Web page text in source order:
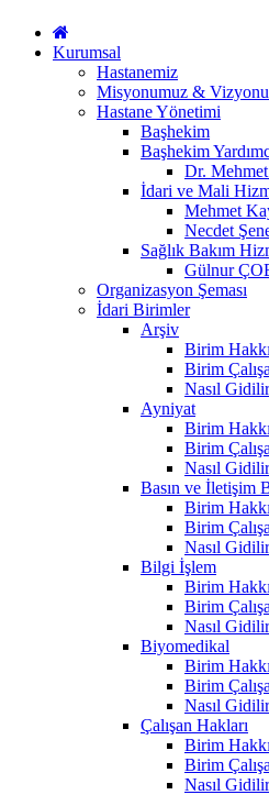
Kurumsal
Hastanemiz
Misyonumuz &
Hastane Yönetimi
Başhekim
Başhekim
Dr.
İdari ve Mali
Mehmet
Necdet
Sağlık Bakım
Gülnur
Organizasyon Şeması
İdari Birimler
Arşiv
Birim
Birim
Nasıl Gidilir
Ayniyat
Birim
Birim
Nasıl Gidilir
Basın ve İletişim
Birim
Birim
Nasıl
Bilgi İşlem
Birim
Birim
Nasıl Gidilir
Biyomedikal
Birim
Birim
Nasıl Gidilir
Çalışan Hakları
Birim
Birim
Nasıl Gidilir